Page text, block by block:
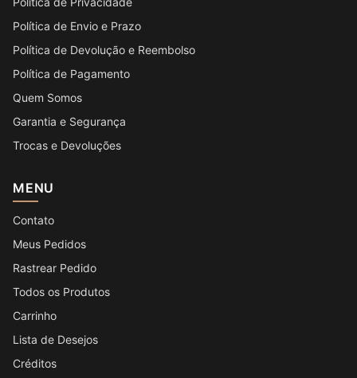
Política de Envio e Prazo
Política de Devolução e Reembolso
Política de Pagamento
Quem Somos
Garantia e Segurança
Trocas e Devoluções
MENU
Contato
Meus Pedidos
Rastrear Pedido
Todos os Produtos
Carrinho
Lista de Desejos
Créditos